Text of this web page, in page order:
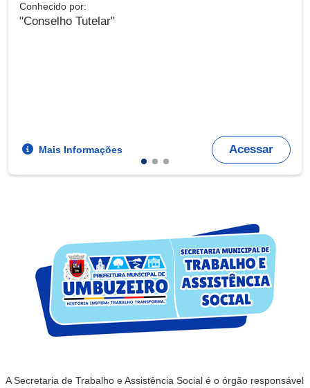
Conhecido por:
"Conselho Tutelar"
Mais Informações Acessar
A Secretaria de Trabalho e Assistência Social é o órgão responsável